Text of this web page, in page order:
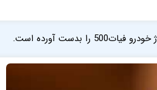
آورده است.